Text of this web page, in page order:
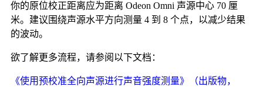
你的原位校正距离应为距离 Odeon Omni 声源中心 70 厘
米。建议围绕声源水平方向测量 4 到 8 个点，以减少结果
的波动。
欲了解更多流程，请参阅以下文档：
《使用预校准全向声源进行声音强度测量》（出版物，